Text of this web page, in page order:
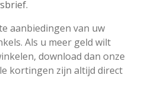
aanbiedingen van uw
Als u meer geld wilt
download dan onze
kortingen zijn altijd direct